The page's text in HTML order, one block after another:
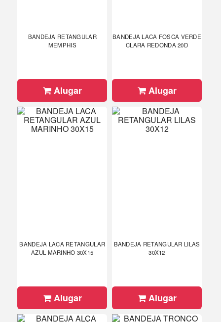
BANDEJA RETANGULAR
MEMPHIS
Alugar
BANDEJA LACA FOSCA VERDE
CLARA REDONDA 20D
Alugar
BANDEJA LACA RETANGULAR
AZUL MARINHO 30X15
Alugar
BANDEJA RETANGULAR LILAS
30X12
Alugar